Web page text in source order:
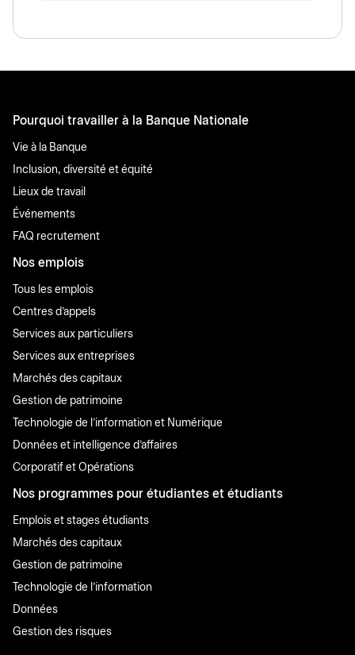
Pourquoi travailler à la Banque Nationale
Vie à la Banque
Inclusion, diversité et équité
Lieux de travail
Événements
FAQ recrutement
Nos emplois
Tous les emplois
Centres d'appels
Services aux particuliers
Services aux entreprises
Marchés des capitaux
Gestion de patrimoine
Technologie de l'information et Numérique
Données et intelligence d'affaires
Corporatif et Opérations
Nos programmes pour étudiantes et étudiants
Emplois et stages étudiants
Marchés des capitaux
Gestion de patrimoine
Technologie de l'information
Données
Gestion des risques